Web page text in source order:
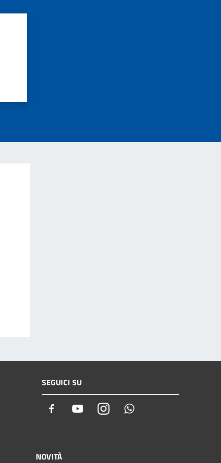
SEGUICI SU
Facebook YoutubeInstagram
NOVITÀ